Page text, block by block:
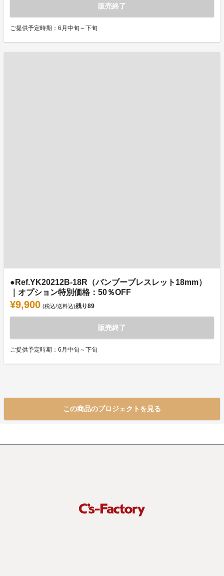
販売終了
ご提供予定時期：6月中旬～下旬
●Ref.YK20212B-18R（バンブーブレスレット18mm）
｜オプション特別価格：50％OFF
¥9,900 (税込/送料込)残り89
販売終了
ご提供予定時期：6月中旬～下旬
この商品のプロジェクトを見る